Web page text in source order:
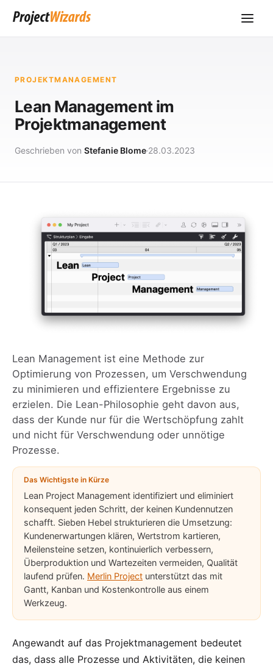
PROJEKTMANAGEMENT
Lean Management im
Projektmanagement
Geschrieben von Stefanie Blome 28.03.2023
Lean Management ist eine Methode zur
Optimierung von Prozessen, um Verschwendung
zu minimieren und effizientere Ergebnisse zu
erzielen. Die Lean-Philosophie geht davon aus,
dass der Kunde nur für die Wertschöpfung zahlt
und nicht für Verschwendung oder unnötige
Prozesse.
Das Wichtigste in Kürze
Lean Project Management identifiziert und eliminiert
konsequent jeden Schritt, der keinen Kundennutzen
schafft. Sieben Hebel strukturieren die Umsetzung:
Kundenerwartungen klären, Wertstrom kartieren,
Meilensteine setzen, kontinuierlich verbessern,
Überproduktion und Wartezeiten vermeiden, Qualität
laufend prüfen. Merlin Project unterstützt das mit
Gantt, Kanban und Kostenkontrolle aus einem
Werkzeug.
Angewandt auf das Projektmanagement bedeutet
das, dass alle Prozesse und Aktivitäten, die keinen